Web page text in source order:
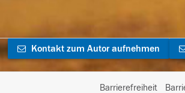
Kontakt zum Autor aufnehmen
Barrierefreiheit